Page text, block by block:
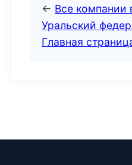
← Все компании
Уральский
Главная